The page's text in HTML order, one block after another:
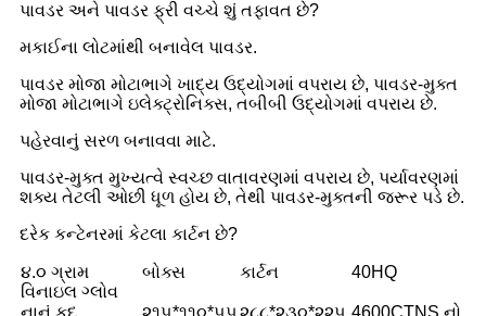
પાવડર અને પાવડર ફ્રી વચ્ચે શું તફાવત છે?
મકાઈના લોટમાંથી બનાવેલ પાવડર.
પાવડર મોજા મોટાભાગે ખાદ્ય ઉદ્યોગમાં વપરાય છે, પાવડર-મુક્ત
મોજા મોટાભાગે ઇલેક્ટ્રોનિક્સ, તબીબી ઉદ્યોગમાં વપરાય છે.
પહેરવાનું સરળ બનાવવા માટે.
પાવડર-મુક્ત મુખ્યત્વે સ્વચ્છ વાતાવરણમાં વપરાય છે, પર્યાવરણમાં
શક્ય તેટલી ઓછી ધૂળ હોય છે, તેથી પાવડર-મુક્તની જરૂર પડે છે.
દરેક કન્ટેનરમાં કેટલા કાર્ટન છે?
૪.૦ ગ્રામ
વિનાઇલ ગ્લોવ
બોક્સ કાર્ટન 40HQ
નાનું કદ
૨૧૫*૧૧૦*૫૫૨૮૮*૨૩૦*૨૨૫ 4600CTNS નો